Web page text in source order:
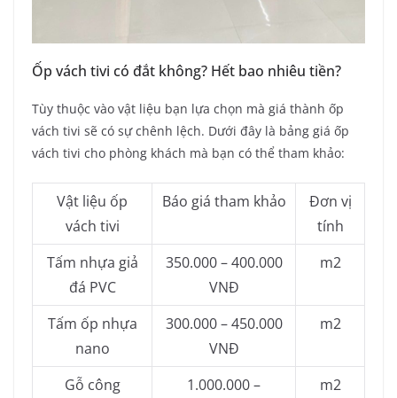
Ốp vách tivi có đắt không? Hết bao nhiêu tiền?
Tùy thuộc vào vật liệu bạn lựa chọn mà giá thành ốp
vách tivi sẽ có sự chênh lệch. Dưới đây là bảng giá ốp
vách tivi cho phòng khách mà bạn có thể tham khảo:
Vật liệu ốp
vách tivi
Báo giá tham khảo
Đơn vị
tính
Tấm nhựa giả
đá PVC
350.000 – 400.000
VNĐ
m2
Tấm ốp nhựa
nano
300.000 – 450.000
VNĐ
m2
Gỗ công
1.000.000 –
m2